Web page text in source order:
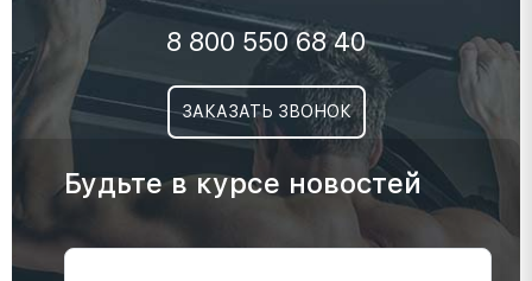
8 800 550 68 40
ЗАКАЗАТЬ ЗВОНОК
Будьте в курсе новостей